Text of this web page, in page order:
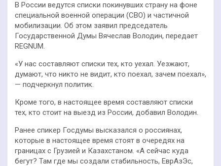
В России ведутся списки покинувших страну на фоне
специальной военной операции (СВО) и частичной
мобилизации. Об этом заявил председатель
Государственной Думы Вячеслав Володин, передает
REGNUM.
«У нас составляют списки тех, кто уехал. Уезжают,
думают, что никто не видит, кто поехал, зачем поехал»,
— подчеркнул политик.
Кроме того, в настоящее время составляют списки
тех, кто стоит на выезд из России, добавил Володин.
Ранее спикер Госдумы высказался о россиянах,
которые в настоящее время стоят в очередях на
границах с Грузией и Казахстаном. «А сейчас куда
бегут? Там где мы создали стабильность, ЕврАзЭс,